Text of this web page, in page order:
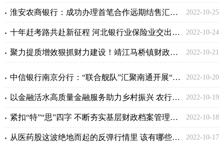
淮安农商银行：成功办理首笔合作远期结售汇业务 2022-10-25
十年赶考路共赴新征程 河北银行业保险业交出靓丽成绩单 2022-10-24
聚力提质增效狠抓财力建设！靖江马桥镇财政局这样做 2022-10-21
中信银行南京分行：“联合舰队”汇聚南通开展“百园万企”活动 2022-10-20
以金融活水高质量金融服务助力乡村振兴 农行高邮支行在行动 2022-10-19
紧扣“特”“思”四字 不断夯实基层财政档案管理水平 2022-10-18
从医药股这波绝地而起的反弹行情里 该有哪些收获和启示？ 2022-10-17